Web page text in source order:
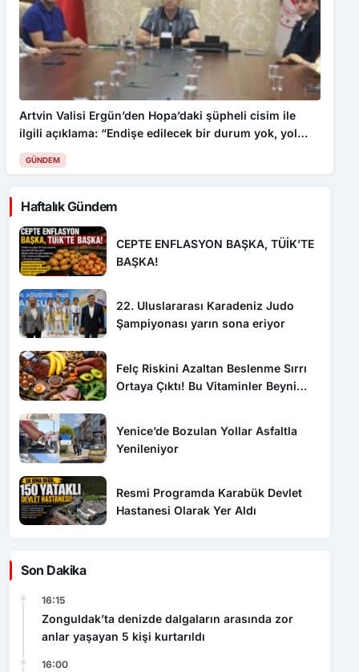
Artvin Valisi Ergün’den Hopa’daki şüpheli cisim ile
ilgili açıklama: “Endişe edilecek bir durum yok, yol
yeniden trafiğe açıldı”
GÜNDEM
Haftalık Gündem
CEPTE ENFLASYON BAŞKA, TÜİK’TE
BAŞKA!
22. Uluslararası Karadeniz Judo
Şampiyonası yarın sona eriyor
Felç Riskini Azaltan Beslenme Sırrı
Ortaya Çıktı! Bu Vitaminler Beyni
Yenice’de Bozulan Yollar Asfaltla
Yenileniyor
Resmi Programda Karabük Devlet
Hastanesi Olarak Yer Aldı
Son Dakika
16:15
Zonguldak’ta denizde dalgaların arasında zor
anlar yaşayan 5 kişi kurtarıldı
16:00